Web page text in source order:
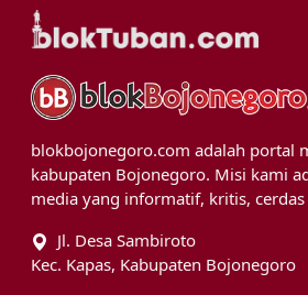
blokbojonegoro.com adalah portal
kabupaten Bojonegoro. Misi kami
media yang informatif, kritis,
Jl. Desa Sambiroto
Kec. Kapas, Kabupaten Bojonegoro